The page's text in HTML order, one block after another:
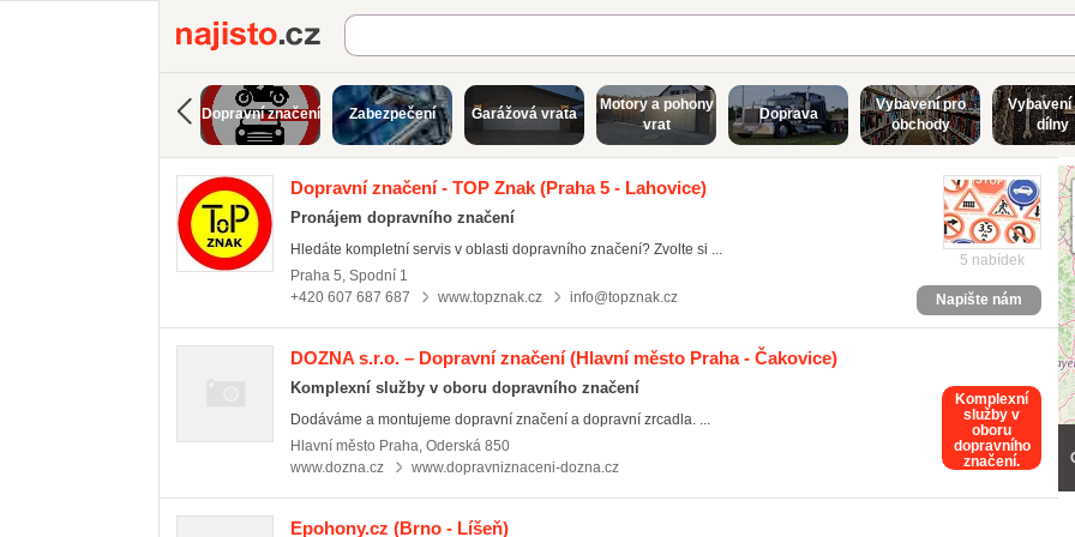
Najisto.cz
Dopravní značení Zabezpečení Garážová vrata
Motory a pohony
vrat
Doprava
Vybavení pro
obchody
Vybavení
dílny
Dopravní značení - TOP Znak (Praha 5 - Lahovice)
Pronájem dopravního značení
Hledáte kompletní servis v oblasti dopravního značení? Zvolte si ...
Praha 5, Spodní 1
+420 607 687 687
www.topznak.cz info@topznak.cz
5 nabídek
Napište nám
DOZNA s.r.o. – Dopravní značení(Hlavní město Praha - Čakovice)
Komplexní služby v oboru dopravního značení
Dodáváme a montujeme dopravní značení a dopravní zrcadla. ...
Hlavní město Praha, Oderská 850
www.dozna.cz
www.dopravniznaceni-dozna.cz
Komplexní
služby v
oboru
dopravního
značení.
Epohony.cz (Brno - Líšeň)